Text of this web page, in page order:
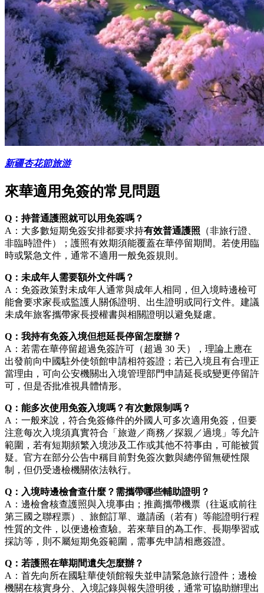
新疆杏花節旅游
來華適用免簽的常見問題
Q：持普通護照就可以用免簽嗎？
A：大多數短期免簽安排都要求持有效普通護照 （非旅行證、
非臨時證件）；護照有效期須能覆蓋在華停留期間。若使用臨
時或緊急文件，通常不適用一般免簽規則。
Q：未成年人需要額外文件嗎？
A：免簽政策對未成年人通常與成年人相同，但入境時邊檢可
能會要求家長或監護人關係證明、出生證明或同行文件。建議
未成年旅客攜帶家長授權書與相關證明以避免疑慮。
Q：我持有免簽入境但想延長停留怎麼辦？
A：若需在華停留超過免簽許可（超過 30 天），理論上應在
出發前向中國駐外使領館申請相符簽證；若已入境且有合理正
當理由，可向公安機關出入境管理部門申請延長或變更停留許
可，但是否批准視具體情形。
Q：能多次使用免簽入境嗎？有次數限制嗎？
A：一般來說，符合免簽條件的外國人可多次適用免簽，但要
注意每次入境須真實符合「旅遊／商務／探親／過境」等允許
範圍，若有短期頻繁入境涉及工作或其他不符事由，可能被質
疑。官方在部分公告中稱目前對免簽次數與總停留無硬性限
制，但仍受邊檢機關依法執行。
Q：入境時邊檢會查什麼？需攜帶哪些輔助證明？
A：邊檢會核查護照與入境事由；推薦攜帶機票（往返或前往
第三國之聯程票）、旅館訂單、邀請函（若有）等能證明行程
性質的文件，以便邊檢查驗。若來華目的為工作、長期學習或
採訪等，則不屬短期免簽範圍，需事先申請相應簽證。
Q：若護照在華期間遺失怎麼辦？
A：首先向所在國駐華使領館報失並申請緊急旅行證件；邊檢
機關在核實身分、入境記錄與報失證明後，通常可協助辦理出